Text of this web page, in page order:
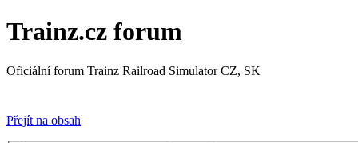
Trainz.cz forum
Oficiální forum Trainz Railroad Simulator CZ, SK
Přejít na obsah